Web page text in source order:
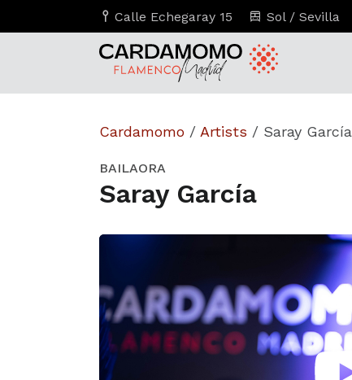
Calle Echegaray 15 Sol / Sevilla
Cardamomo / Artists / Saray García
BAILAORA
Saray García